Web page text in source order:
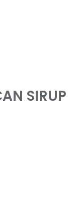
SIRUP